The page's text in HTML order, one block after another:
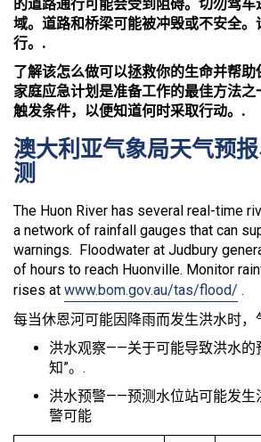
的道路通行可能会受到阻碍。切勿驾车
域。道路和桥梁可能被冲毁或不安全。
行。.
了解该怎么做可以拯救你的生命并帮
家庭应急计划是准备工作的最佳方法
触发条件，以便知道何时采取行动。.
澳大利亚气象局天气预
测
The Huon River has several real-time
a network of rainfall gauges that can
warnings. Floodwater at Judbury
of hours to reach Huonville. Monitor
rises at www.bom.gov.au/tas/flood/ .
每当休恩河可能因降雨而发生洪水时，
洪水观察——关于可能导致洪水的
知”。.
洪水预警——预测水位站可能发生
警可能